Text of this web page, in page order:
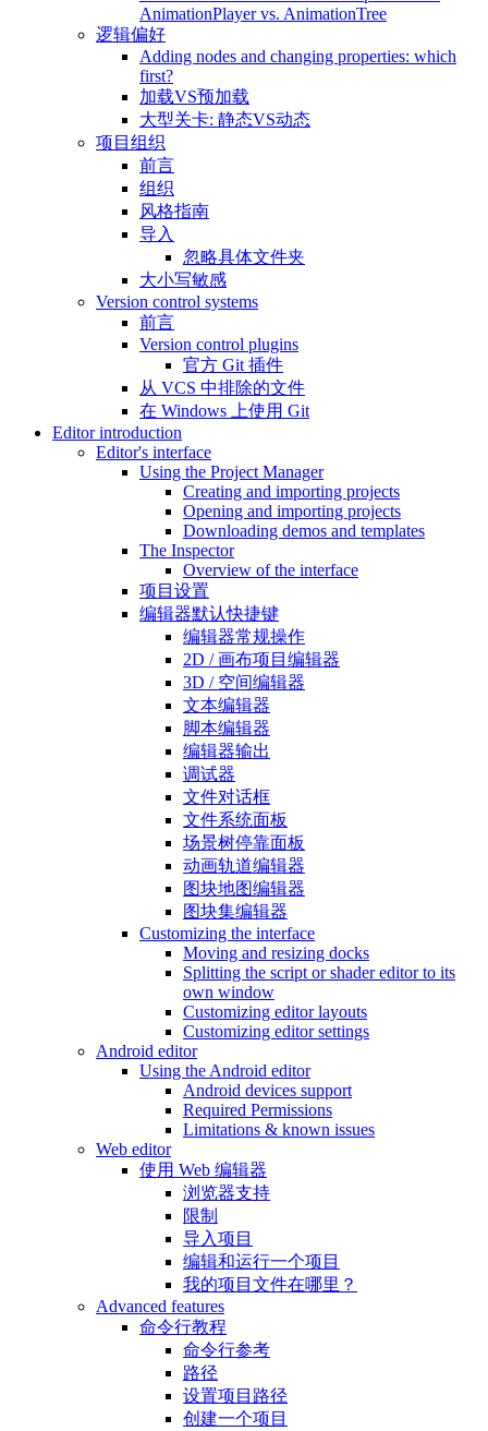
AnimationPlayer vs. AnimationTree
逻辑偏好
Adding nodes and changing properties: which
first?
加载VS预加载
大型关卡: 静态VS动态
项目组织
前言
组织
风格指南
导入
忽略具体文件夹
大小写敏感
Version control systems
前言
Version control plugins
官方 Git 插件
从 VCS 中排除的文件
在 Windows 上使用 Git
Editor introduction
Editor's interface
Using the Project Manager
Creating and importing projects
Opening and importing projects
Downloading demos and templates
The Inspector
Overview of the interface
项目设置
编辑器默认快捷键
编辑器常规操作
2D / 画布项目编辑器
3D / 空间编辑器
文本编辑器
脚本编辑器
编辑器输出
调试器
文件对话框
文件系统面板
场景树停靠面板
动画轨道编辑器
图块地图编辑器
图块集编辑器
Customizing the interface
Moving and resizing docks
Splitting the script or shader editor to its
own window
Customizing editor layouts
Customizing editor settings
Android editor
Using the Android editor
Android devices support
Required Permissions
Limitations & known issues
Web editor
使用 Web 编辑器
浏览器支持
限制
导入项目
编辑和运行一个项目
我的项目文件在哪里？
Advanced features
命令行教程
命令行参考
路径
设置项目路径
创建一个项目